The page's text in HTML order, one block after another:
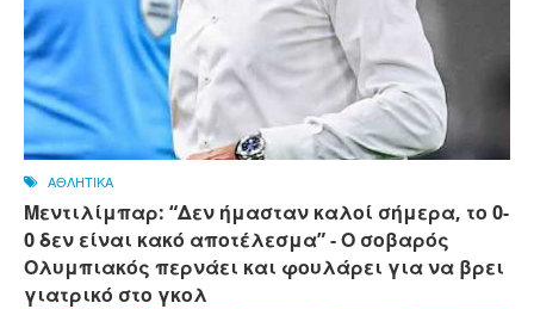
ΑΘΛΗΤΙΚΑ
Μεντιλίμπαρ: “Δεν ήμασταν καλοί σήμερα, το 0-
0 δεν είναι κακό αποτέλεσμα” - Ο σοβαρός
Ολυμπιακός περνάει και φουλάρει για να βρει
γιατρικό στο γκολ